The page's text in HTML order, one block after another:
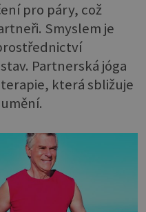
pro páry, což
Smyslem je
Partnerská jóga
která sbližuje